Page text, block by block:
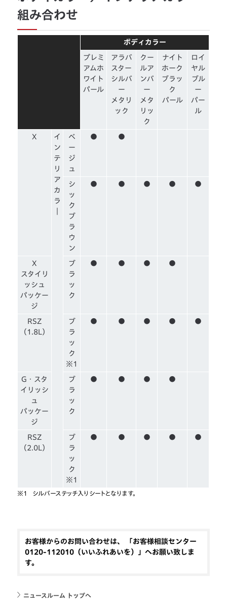
組み合わせ
ボディカラー
プレミ
アムホ
ワイト
パール
アラバ
スター
シルバ
ー
メタリ
ック
クー
ルア
ンバ
ー
メタ
リッ
ク
ナイト
ホーク
ブラッ
ク
パール
ロイ
ヤル
ブル
ー
パー
ル
X
イ
ン
テ
リ
ア
カ
ラ
ベ
ー
ジ
ュ
● ●
シ
ッ
ク
ブ
ラ
ウ
ン
● ● ● ● ●
X
スタイリ
ッシュ
パッケー
ジ
ブ
ラ
ッ
ク
● ● ● ●
RSZ
（1.8L）
ブ
ラ
ッ
ク
※1
● ● ● ● ●
G・スタ
イリッシ
ュ
パッケー
ジ
ブ
ラ
ッ
ク
● ● ● ●
RSZ
（2.0L）
ブ
ラ
ッ
ク
※1
● ● ● ● ●
※1 シルバーステッチ入りシートとなります。
お客様からのお問い合わせは、 「お客様相談センター
0120-112010（いいふれあいを）」へお願い致しま
す。
ニュースルーム トップへ